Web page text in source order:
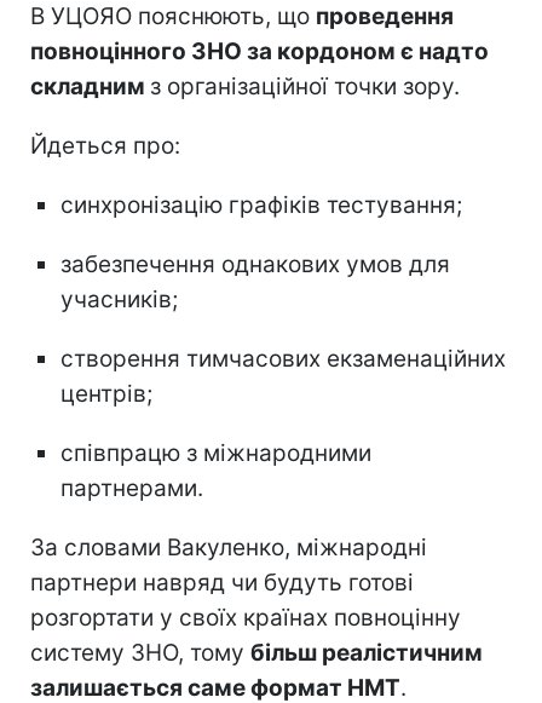
В УЦОЯО пояснюють, що проведення
повноцінного ЗНО за кордоном є надто
складним з організаційної точки зору.
Йдеться про:
синхронізацію графіків тестування;
забезпечення однакових умов для
учасників;
створення тимчасових екзаменаційних
центрів;
співпрацю з міжнародними
партнерами.
За словами Вакуленко, міжнародні
партнери навряд чи будуть готові
розгортати у своїх країнах повноцінну
систему ЗНО, тому більш реалістичним
залишається саме формат НМТ.